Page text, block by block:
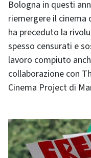
Bologna in questi
riemergere il cinema
ha preceduto la
spesso censurati e
lavoro compiuto
collaborazione con
Cinema Project di